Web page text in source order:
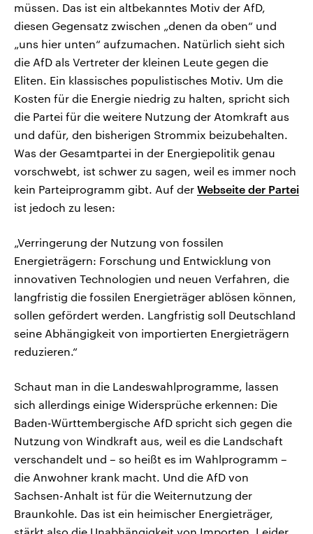
müssen. Das ist ein altbekanntes Motiv der AfD,
diesen Gegensatz zwischen „denen da oben“ und
„uns hier unten“ aufzumachen. Natürlich sieht sich
die AfD als Vertreter der kleinen Leute gegen die
Eliten. Ein klassisches populistisches Motiv. Um die
Kosten für die Energie niedrig zu halten, spricht sich
die Partei für die weitere Nutzung der Atomkraft aus
und dafür, den bisherigen Strommix beizubehalten.
Was der Gesamtpartei in der Energiepolitik genau
vorschwebt, ist schwer zu sagen, weil es immer noch
kein Parteiprogramm gibt. Auf der Webseite der Partei
ist jedoch zu lesen:
„Verringerung der Nutzung von fossilen
Energieträgern: Forschung und Entwicklung von
innovativen Technologien und neuen Verfahren, die
langfristig die fossilen Energieträger ablösen können,
sollen gefördert werden. Langfristig soll Deutschland
seine Abhängigkeit von importierten Energieträgern
reduzieren.“
Schaut man in die Landeswahlprogramme, lassen
sich allerdings einige Widersprüche erkennen: Die
Baden-Württembergische AfD spricht sich gegen die
Nutzung von Windkraft aus, weil es die Landschaft
verschandelt und – so heißt es im Wahlprogramm –
die Anwohner krank macht. Und die AfD von
Sachsen-Anhalt ist für die Weiternutzung der
Braunkohle. Das ist ein heimischer Energieträger,